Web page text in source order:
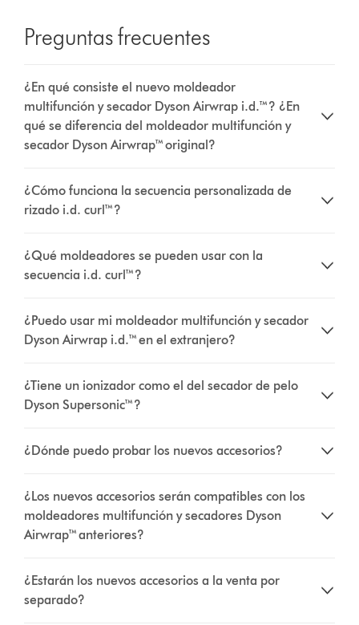
Preguntas frecuentes
¿En qué consiste el nuevo moldeador
multifunción y secador Dyson Airwrap i.d.™? ¿En
qué se diferencia del moldeador multifunción y
secador Dyson Airwrap™ original?
¿Cómo funciona la secuencia personalizada de
rizado i.d. curl™?
¿Qué moldeadores se pueden usar con la
secuencia i.d. curl™?
¿Puedo usar mi moldeador multifunción y secador
Dyson Airwrap i.d.™ en el extranjero?
¿Tiene un ionizador como el del secador de pelo
Dyson Supersonic™?
¿Dónde puedo probar los nuevos accesorios?
¿Los nuevos accesorios serán compatibles con los
moldeadores multifunción y secadores Dyson
Airwrap™ anteriores?
¿Estarán los nuevos accesorios a la venta por
separado?